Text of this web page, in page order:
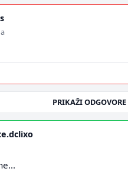
PRIKAŽI ODGOVORE